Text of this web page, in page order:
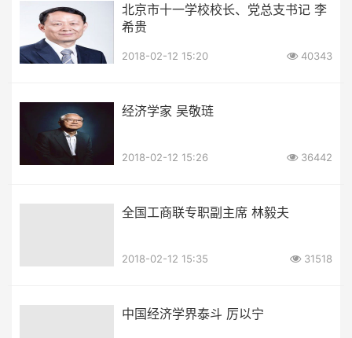
北京市十一学校校长、党总支书记 李
希贵
2018-02-12 15:20 40343
经济学家 吴敬琏
2018-02-12 15:26 36442
全国工商联专职副主席 林毅夫
2018-02-12 15:35 31518
中国经济学界泰斗 厉以宁